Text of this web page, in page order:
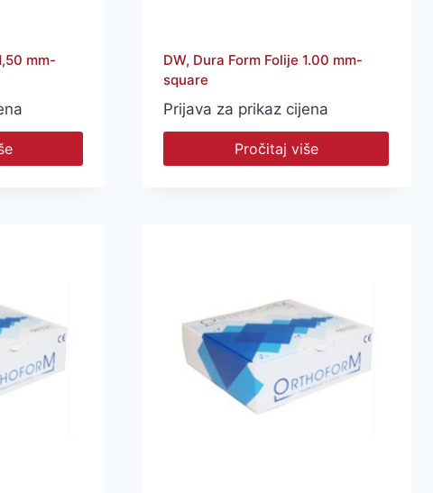
mm-
DW, Dura Form Folije 1.00 mm-
square
Prijava za prikaz cijena
Pročitaj više